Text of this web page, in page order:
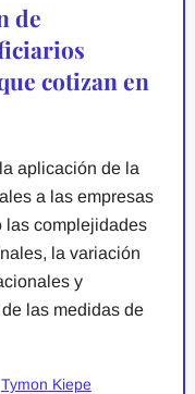
de
cotizan en
aplicación de la
a las empresas
las complejidades
la variación
y
las medidas de
Tymon Kiepe